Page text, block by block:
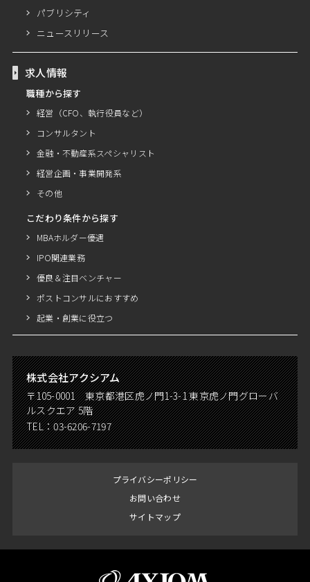
パブリシティ
ニュースリリース
求人情報
職種から探す
経営（CFO、執行役員など）
コンサルタント
金融・不動産系スペシャリスト
経営企画・事業開発系
その他
こだわり条件から探す
MBAホルダー優遇
IPO関連業務
優良＆注目ベンチャー
ポストコンサルにおすすめ
起業・創業に役立つ
株式会社アクシアム
〒105-0001 東京都港区虎ノ門1-3-1 東京虎ノ門グローバ
ルスクエア 5階
TEL：03-6206-7197
プライバシーポリシー
お問い合わせ
サイトマップ